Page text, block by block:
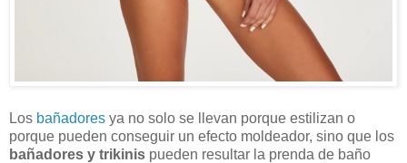
Los bañadores ya no solo se llevan porque estilizan o
porque pueden conseguir un efecto moldeador, sino que los
bañadores y trikinis pueden resultar la prenda de baño